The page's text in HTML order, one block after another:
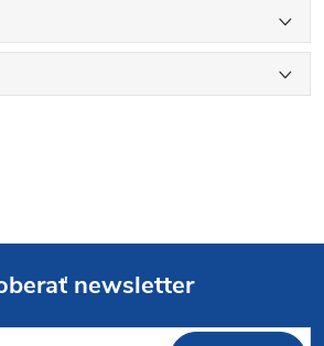
newsletter